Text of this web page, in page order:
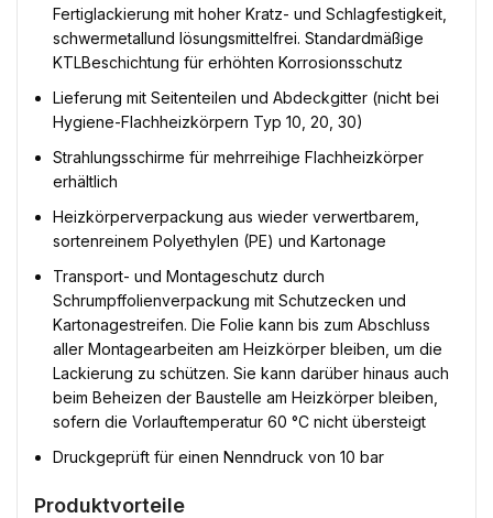
Fertiglackierung mit hoher Kratz- und Schlagfestigkeit,
schwermetallund lösungsmittelfrei. Standardmäßige
KTLBeschichtung für erhöhten Korrosionsschutz
Lieferung mit Seitenteilen und Abdeckgitter (nicht bei
Hygiene-Flachheizkörpern Typ 10, 20, 30)
Strahlungsschirme für mehrreihige Flachheizkörper
erhältlich
Heizkörperverpackung aus wieder verwertbarem,
sortenreinem Polyethylen (PE) und Kartonage
Transport- und Montageschutz durch
Schrumpffolienverpackung mit Schutzecken und
Kartonagestreifen. Die Folie kann bis zum Abschluss
aller Montagearbeiten am Heizkörper bleiben, um die
Lackierung zu schützen. Sie kann darüber hinaus auch
beim Beheizen der Baustelle am Heizkörper bleiben,
sofern die Vorlauftemperatur 60 °C nicht übersteigt
Druckgeprüft für einen Nenndruck von 10 bar
Produktvorteile